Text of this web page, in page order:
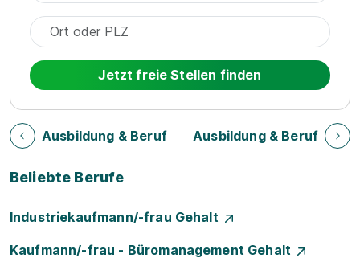
Jetzt freie Stellen finden
Ausbildung & Beruf Ausbildung & Beruf
Beliebte Berufe
Industriekaufmann/-frau Gehalt
Kaufmann/-frau - Büromanagement Gehalt